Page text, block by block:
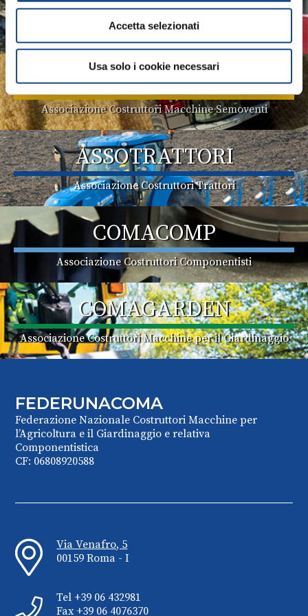
Accetta selezionati
Usa solo i cookie necessari
Associazione Costruttori Implements
ASSOMASE
Associazione Costruttori Macchine Semoventi
ASSOTRATTORI
Associazione Costruttori Trattori
COMACOMP
Associazione Costruttori Componentisti
COMAGARDEN
Associazione Costruttori Macchine per il Giardinaggio
FEDERUNACOMA
Federazione Nazionale Costruttori Macchine per
l’Agricoltura e il Giardinaggio e relativa
Componentistica
CF: 06808920588
Via Venafro, 5
00159 Roma - I
Tel +39 06 432981
Fax +39 06 4076370